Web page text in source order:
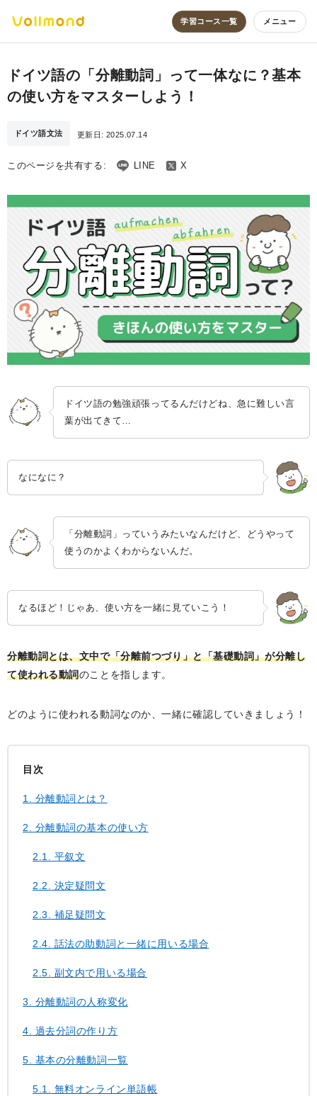
学習コース一覧 メニュー
ドイツ語の「分離動詞」って一体なに？基本
の使い方をマスターしよう！
ドイツ語文法 更新日: 2025.07.14
このページを共有する: LINE X
ドイツ語の勉強頑張ってるんだけどね、急に難しい言
葉が出てきて…
なになに？
「分離動詞」っていうみたいなんだけど、どうやって
使うのかよくわからないんだ。
なるほど！じゃあ、使い方を一緒に見ていこう！
分離動詞とは、文中で「分離前つづり」と「基礎動詞」が分離し
て使われる動詞のことを指します。
どのように使われる動詞なのか、一緒に確認していきましょう！
目次
1. 分離動詞とは？
2. 分離動詞の基本の使い方
2.1. 平叙文
2.2. 決定疑問文
2.3. 補足疑問文
2.4. 話法の助動詞と一緒に用いる場合
2.5. 副文内で用いる場合
3. 分離動詞の人称変化
4. 過去分詞の作り方
5. 基本の分離動詞一覧
5.1. 無料オンライン単語帳